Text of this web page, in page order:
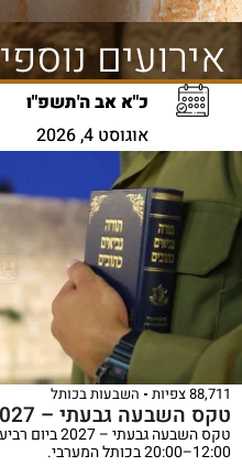
אירועים
כ"א אב ה'תשפ"ו
אוגוסט 4, 2026
88,711 צפיות השבעות בכותל
טקס השבעה גבעתי – 2027
12:00–20:00 בכותל המערבי.